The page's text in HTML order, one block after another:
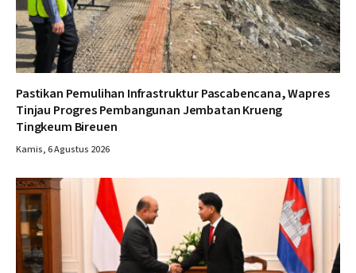
Pastikan Pemulihan Infrastruktur Pascabencana, Wapres
Tinjau Progres Pembangunan Jembatan Krueng
Tingkeum Bireuen
Kamis, 6 Agustus 2026